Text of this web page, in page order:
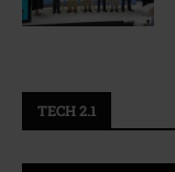
TECH 2.1